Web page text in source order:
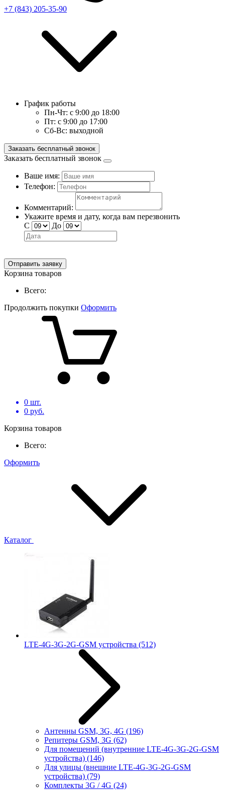
+7 (843) 205-35-90
График работы
Пн-Чт: с 9:00 до 18:00
Пт: с 9:00 до 17:00
Сб-Вс: выходной
Заказать бесплатный звонок
Заказать бесплатный звонок
Ваше имя:
Телефон:
Комментарий:
Укажите время и дату, когда вам перезвонить
С
До
Отправить заявку
Корзина товаров
Всего:
Продолжить покупки Оформить
0 шт.
0 руб.
Корзина товаров
Всего:
Оформить
Каталог
LTE-4G-3G-2G-GSM устройства (512)
Антенны GSM, 3G, 4G (196)
Репитеры GSM, 3G (62)
Для помещений (внутренние LTE-4G-3G-2G-GSM
устройства) (146)
Для улицы (внешние LTE-4G-3G-2G-GSM
устройства) (79)
Комплекты 3G / 4G (24)